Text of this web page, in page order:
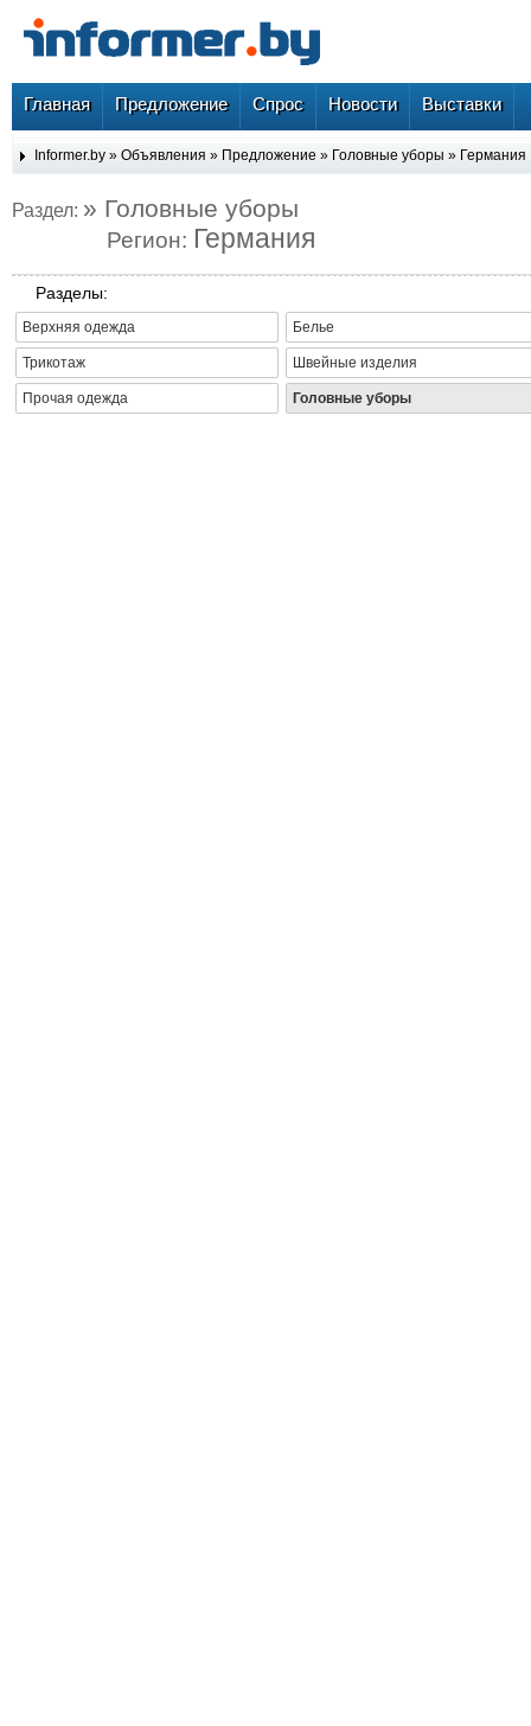
Главная Предложение Спрос Новости Выставки
Informer.by » Объявления » Предложение » Головные уборы » Германия
Раздел: » Головные уборы
Регион: Германия
Разделы:
Верхняя одежда Белье
Трикотаж Швейные изделия
Прочая одежда Головные уборы